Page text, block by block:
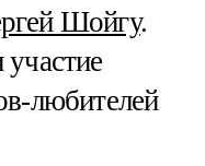
Шойгу.
любителей